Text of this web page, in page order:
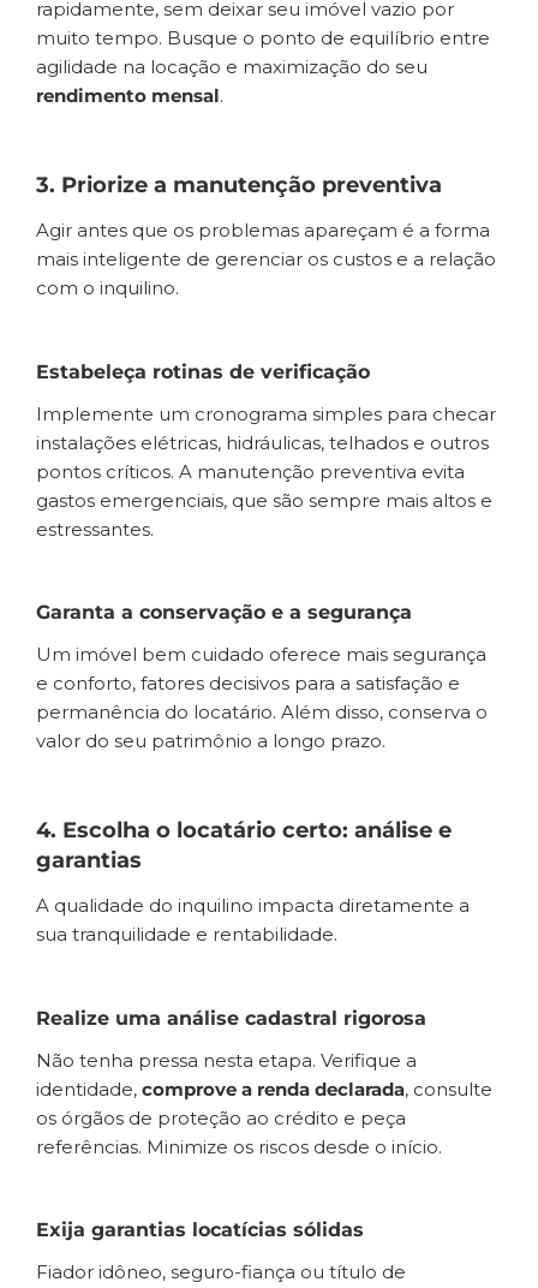
rapidamente, sem deixar seu imóvel vazio por
muito tempo. Busque o ponto de equilíbrio entre
agilidade na locação e maximização do seu
rendimento mensal.
3. Priorize a manutenção preventiva
Agir antes que os problemas apareçam é a forma
mais inteligente de gerenciar os custos e a relação
com o inquilino.
Estabeleça rotinas de verificação
Implemente um cronograma simples para checar
instalações elétricas, hidráulicas, telhados e outros
pontos críticos. A manutenção preventiva evita
gastos emergenciais, que são sempre mais altos e
estressantes.
Garanta a conservação e a segurança
Um imóvel bem cuidado oferece mais segurança
e conforto, fatores decisivos para a satisfação e
permanência do locatário. Além disso, conserva o
valor do seu patrimônio a longo prazo.
4. Escolha o locatário certo: análise e
garantias
A qualidade do inquilino impacta diretamente a
sua tranquilidade e rentabilidade.
Realize uma análise cadastral rigorosa
Não tenha pressa nesta etapa. Verifique a
identidade, comprove a renda declarada, consulte
os órgãos de proteção ao crédito e peça
referências. Minimize os riscos desde o início.
Exija garantias locatícias sólidas
Fiador idôneo, seguro-fiança ou título de